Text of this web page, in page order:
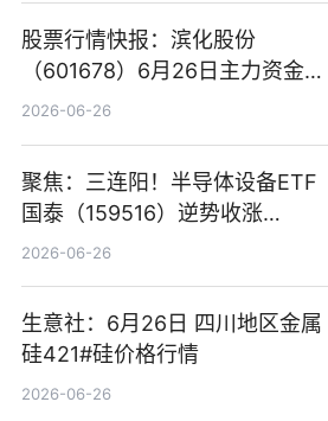
股票行情快报：滨化股份
（601678）6月26日主力资金净
卖出5964.34万元
2026-06-26
聚焦：三连阳！半导体设备ETF
国泰（159516）逆势收涨
3.5%，近10日累计净流入超65
2026-06-26
生意社：6月26日 四川地区金属
硅421#硅价格行情
2026-06-26